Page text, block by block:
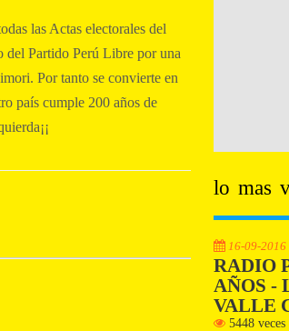
las Actas electorales del
Partido Perú Libre por una
Por tanto se convierte en
país cumple 200 años de
lo mas
16-09-2016
RADIO
AÑOS -
VALLE
5448 veces